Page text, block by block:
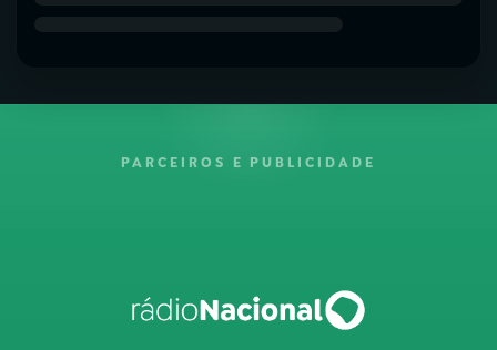
PARCEIROS E PUBLICIDADE